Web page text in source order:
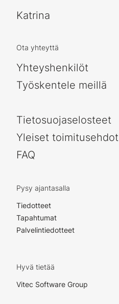
Katrina
Ota yhteyttä
Yhteyshenkilöt
Työskentele meillä
Tietosuojaselosteet
Yleiset toimitusehdot
FAQ
Pysy ajantasalla
Tiedotteet
Tapahtumat
Palvelintiedotteet
Hyvä tietää
Vitec Software Group